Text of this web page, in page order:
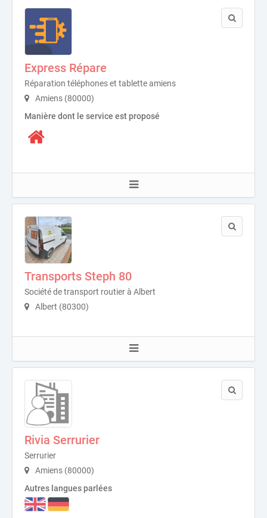
Express Répare
Réparation téléphones et tablette amiens
Amiens (80000)
Manière dont le service est proposé
Transports Steph 80
Société de transport routier à Albert
Albert (80300)
Rivia Serrurier
Serrurier
Amiens (80000)
Autres langues parlées